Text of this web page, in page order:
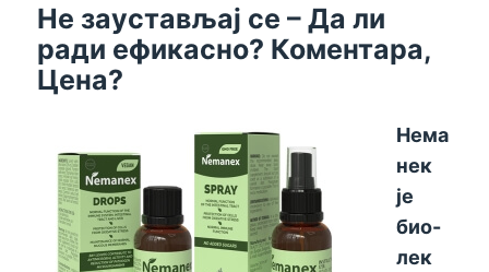
Не заустављај се – Да ли
ради ефикасно? Коментара,
Цена?
Нема
нек
је
био-
лек